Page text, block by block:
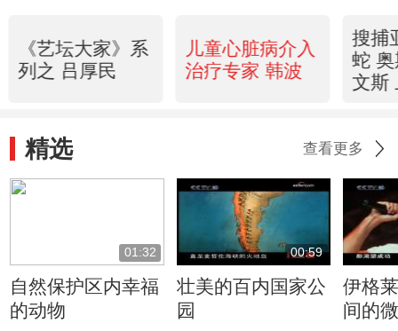
《艺坛大家》系
列之 吕厚民
儿童心脏病介入
治疗专家 韩波
搜捕
蛇 奥
文斯
精选 查看更多
01:32
自然保护区内幸福
的动物
00:59
壮美的百内国家公
园
伊格
间的